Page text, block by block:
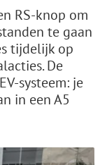
RS-knop om
te gaan
tijdelijk op
De
systeem: je
in een A5